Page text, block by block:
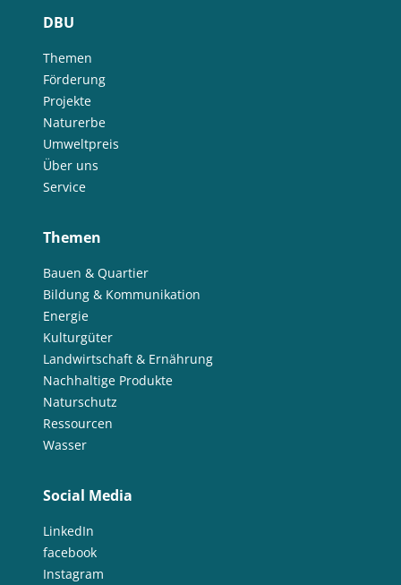
DBU
Themen
Förderung
Projekte
Naturerbe
Umweltpreis
Über uns
Service
Themen
Bauen & Quartier
Bildung & Kommunikation
Energie
Kulturgüter
Landwirtschaft & Ernährung
Nachhaltige Produkte
Naturschutz
Ressourcen
Wasser
Social Media
LinkedIn
facebook
Instagram